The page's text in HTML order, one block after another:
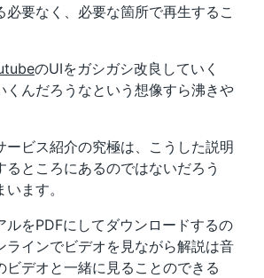
必要なく、必要な箇所で再生するこ
のUIをガシガシ改良していく
くんだろうなという想像すら沸きや
ービス紹介の究極は、こうした説明
るところにあるのではないだろう
ます。
ルをPDFにしてダウンロードするの
ラインでビデオを見ながら解説は音
ビデオと一緒に見ることのできる